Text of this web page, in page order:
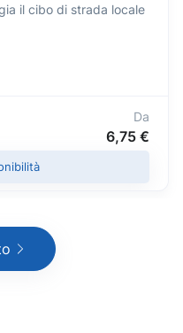
il cibo di strada locale
Da
6,75 €